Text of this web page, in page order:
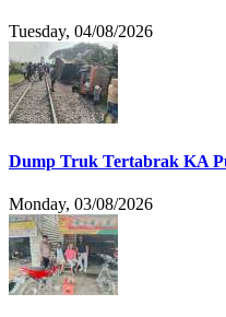
Tuesday, 04/08/2026
Dump Truk Tertabrak KA
Monday, 03/08/2026